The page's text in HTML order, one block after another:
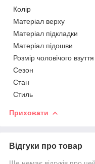
Колір
Матеріал верху
Матеріал підкладки
Матеріал підошви
Розмір чоловічого взуття
Сезон
Стан
Стиль
Приховати
Відгуки про товар